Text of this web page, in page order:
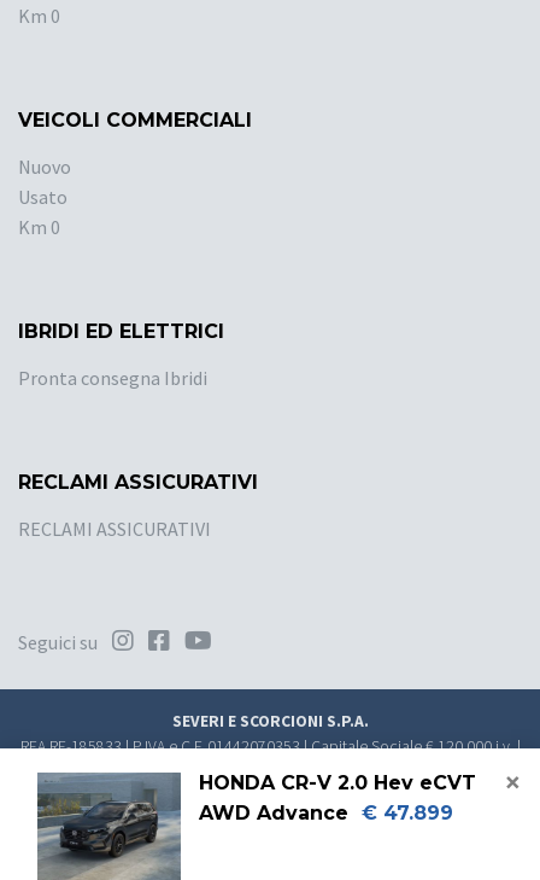
×
HONDA CR-V 2.0 Hev eCVT
AWD Advance
€ 47.899
Km 0
VEICOLI COMMERCIALI
Nuovo
Usato
Km 0
IBRIDI ED ELETTRICI
Pronta consegna Ibridi
RECLAMI ASSICURATIVI
RECLAMI ASSICURATIVI
Seguici su
SEVERI E SCORCIONI S.P.A.
REA RE-185833 | P.IVA e C.F. 01442070353 | Capitale Sociale € 120.000 i.v. |
PECdirezione.sevsco@pec.it
Convenzionato nel Registro Unico degli Intermediari assicurativi (RUI)
E000279631
Soggetto al controllo IVASS -